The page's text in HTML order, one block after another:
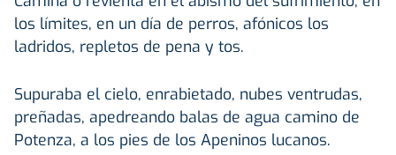
los límites, en un día de perros, afónicos los
ladridos, repletos de pena y tos.
Supuraba el cielo, enrabietado, nubes ventrudas,
preñadas, apedreando balas de agua camino de
Potenza, a los pies de los Apeninos lucanos.